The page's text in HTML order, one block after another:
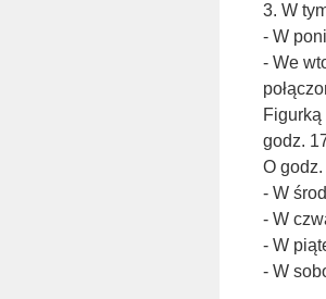
3. W
- W
- We
godz.
O
- W
- W
- W
- W